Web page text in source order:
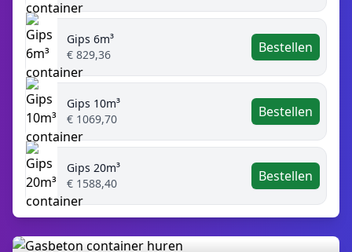
Gips 6m³
€ 829,36
Bestellen
Gips 10m³
€ 1069,70
Bestellen
Gips 20m³
€ 1588,40
Bestellen